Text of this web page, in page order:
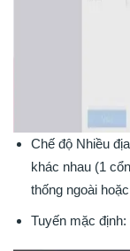
Chế độ Nhiều
khác nhau (1
thống ngoài
Tuyến mặc